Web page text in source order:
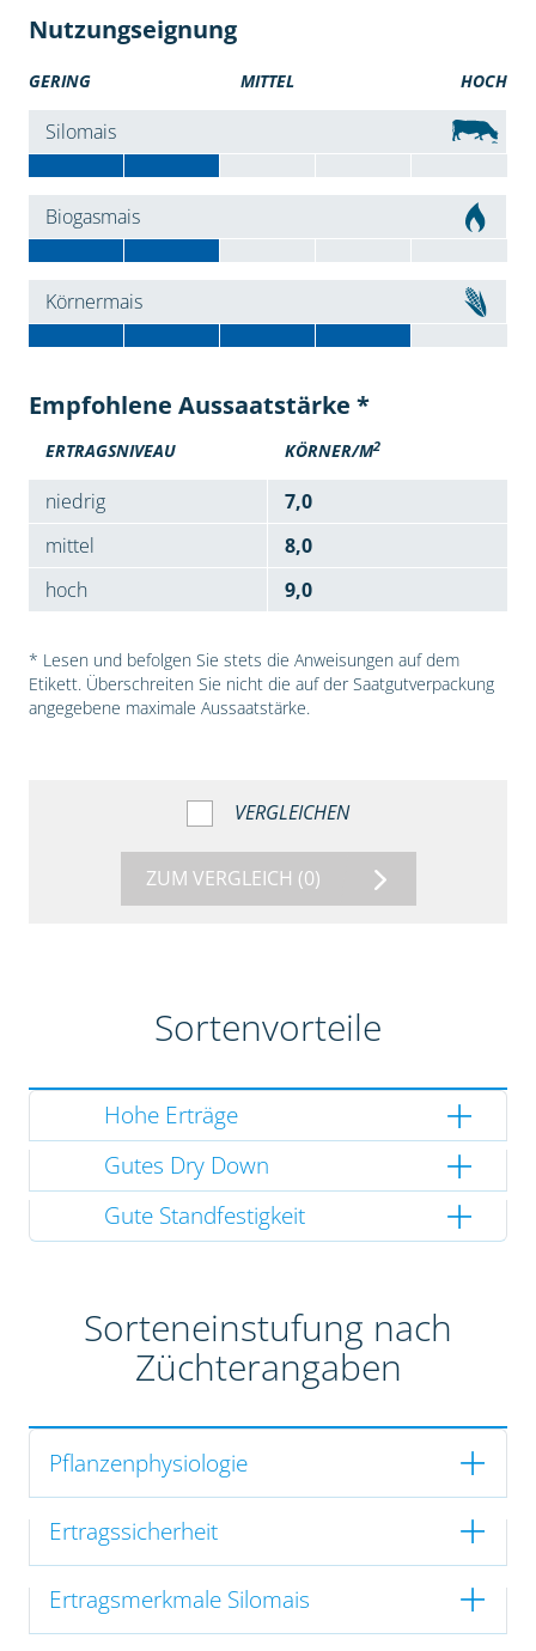
Nutzungseignung
GERING MITTEL HOCH
Silomais
Biogasmais
Körnermais
Empfohlene Aussaatstärke *
ERTRAGSNIVEAU KÖRNER/M2
niedrig
7,0
mittel
8,0
hoch
9,0
* Lesen und befolgen Sie stets die Anweisungen auf dem
Etikett. Überschreiten Sie nicht die auf der Saatgutverpackung
angegebene maximale Aussaatstärke.
VERGLEICHEN
ZUM VERGLEICH (0)
Sortenvorteile
Hohe Erträge
Gutes Dry Down
Gute Standfestigkeit
Sorteneinstufung nach
Züchterangaben
Pflanzenphysiologie
Ertragssicherheit
Ertragsmerkmale Silomais